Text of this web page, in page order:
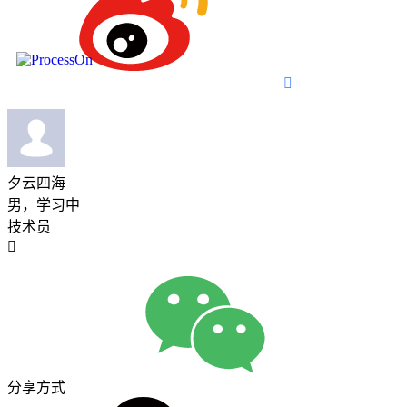

夕云四海
男，学习中
技术员

分享方式